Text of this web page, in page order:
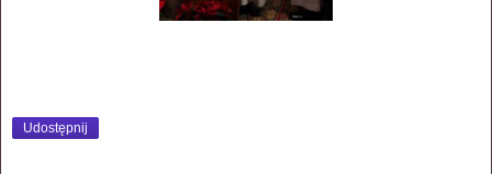
Udostępnij